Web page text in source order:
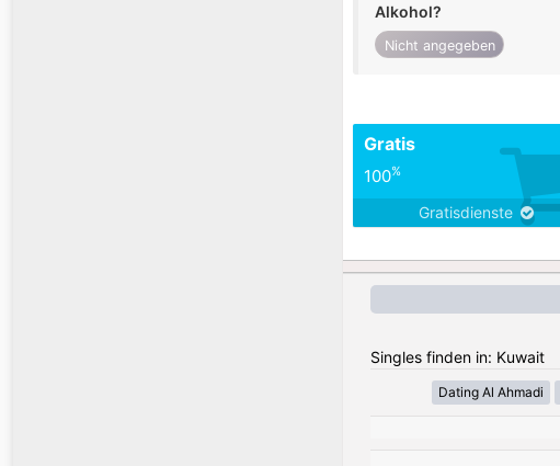
Alkohol?
Nicht angegeben
Gratis
100%
Gratisdienste
Singles finden in: Kuwait
Dating Al Ahmadi